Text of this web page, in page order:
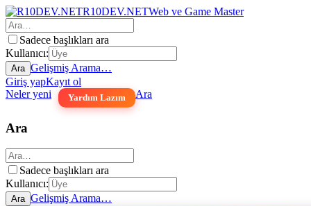
R10DEV.NETWeb ve Game Master
Sadece başlıkları ara
Kullanıcı:
Ara Gelişmiş Arama…
Giriş yapKayıt ol
Neler yeni
Yardım Lazım Ara
Ara
Sadece başlıkları ara
Kullanıcı:
Ara Gelişmiş Arama…